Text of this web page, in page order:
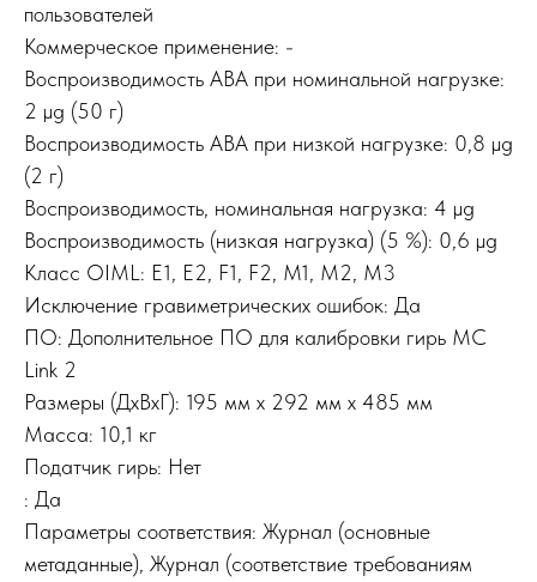
пользователей
Коммерческое применение: -
Воспроизводимость ABA при номинальной нагрузке:
2 µg (50 г)
Воспроизводимость ABA при низкой нагрузке: 0,8 µg
(2 г)
Воспроизводимость, номинальная нагрузка: 4 µg
Воспроизводимость (низкая нагрузка) (5 %): 0,6 µg
Класс OIML: E1, E2, F1, F2, M1, M2, M3
Исключение гравиметрических ошибок: Да
ПО: Дополнительное ПО для калибровки гирь MC
Link 2
Размеры (ДxВxГ): 195 мм x 292 мм x 485 мм
Масса: 10,1 кг
Податчик гирь: Нет
: Да
Параметры соответствия: Журнал (основные
метаданные), Журнал (соответствие требованиям